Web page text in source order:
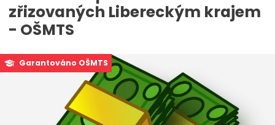
zřizovaných Libereckým krajem
- OŠMTS
Garantováno OŠMTS